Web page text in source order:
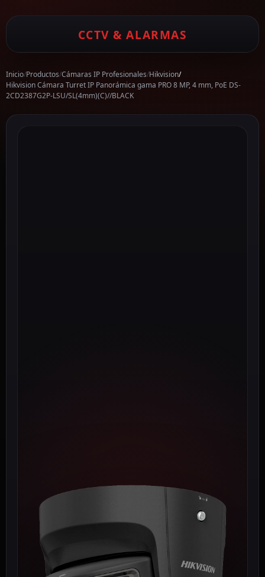
CCTV & ALARMAS
Inicio/Productos/Cámaras IP Profesionales/Hikvision/
Hikvision Cámara Turret IP Panorámica gama PRO 8 MP, 4 mm, PoE DS-
2CD2387G2P-LSU/SL(4mm)(C)//BLACK